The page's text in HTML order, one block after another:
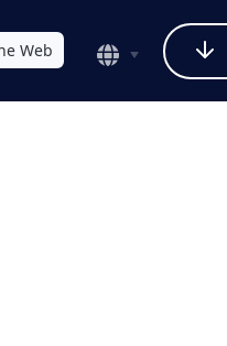
Web